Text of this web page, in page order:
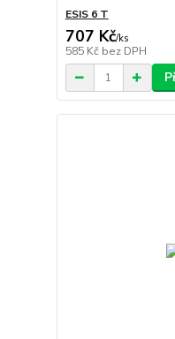
ESIS 6 T
707 Kč/ks
585 Kč bez DPH